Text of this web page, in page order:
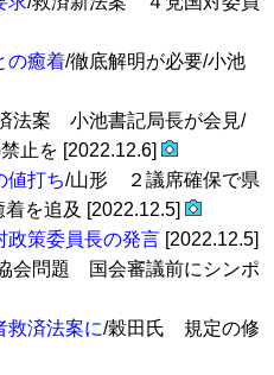
の癒着/徹底解明が必要/小池
法案 小池書記局長が会見/
止を [2022.12.6]
打ち/山形 ２議席確保で県
を追及 [2022.12.5]
策委員長の発言 [2022.12.5]
会問題 国会審議前にシンポ
済法案に/穀田氏 規定の修